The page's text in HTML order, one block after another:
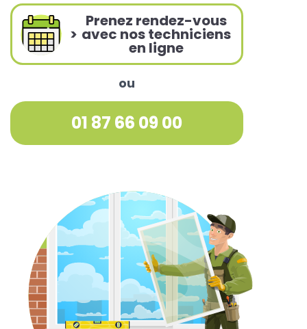
>
Prenez rendez-vous
avec nos techniciens
en ligne
ou
01 87 66 09 00